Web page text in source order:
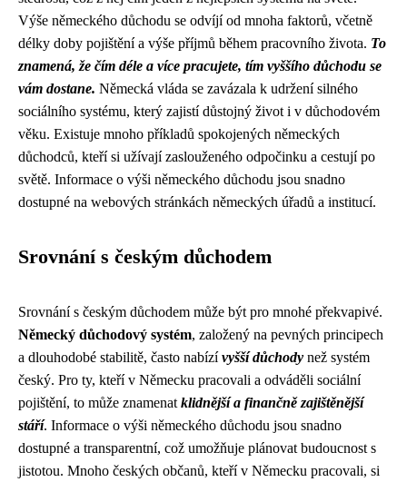
Výše německého důchodu se odvíjí od mnoha faktorů, včetně
délky doby pojištění a výše příjmů během pracovního života. To
znamená, že čím déle a více pracujete, tím vyššího důchodu se
vám dostane. Německá vláda se zavázala k udržení silného
sociálního systému, který zajistí důstojný život i v důchodovém
věku. Existuje mnoho příkladů spokojených německých
důchodců, kteří si užívají zaslouženého odpočinku a cestují po
světě. Informace o výši německého důchodu jsou snadno
dostupné na webových stránkách německých úřadů a institucí.
Srovnání s českým důchodem
Srovnání s českým důchodem může být pro mnohé překvapivé.
Německý důchodový systém, založený na pevných principech
a dlouhodobé stabilitě, často nabízívyšší důchody než systém
český. Pro ty, kteří v Německu pracovali a odváděli sociální
pojištění, to může znamenat klidnější a finančně zajištěnější
stáří. Informace o výši německého důchodu jsou snadno
dostupné a transparentní, což umožňuje plánovat budoucnost s
jistotou. Mnoho českých občanů, kteří v Německu pracovali, si